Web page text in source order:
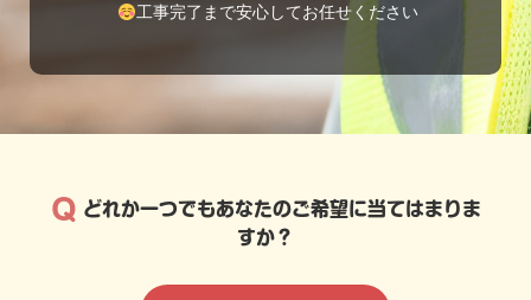
工事完了まで安心してお任せください
Q どれか一つでもあなたのご希望に当てはまりま
すか？